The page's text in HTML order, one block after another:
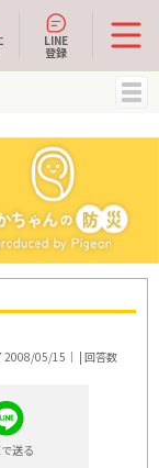
LINE
登録
2008/05/15｜ | 回答数
送る